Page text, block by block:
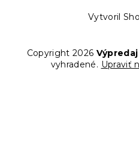
Vytvoril
Copyright 2026
vyhradené. Upraviť